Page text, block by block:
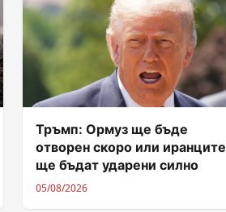
Тръмп: Ормуз ще бъде
отворен скоро или иранците
ще бъдат ударени силно
05/08/2026